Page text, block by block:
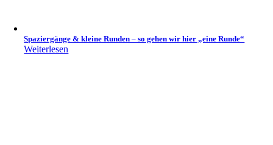
Spaziergänge & kleine Runden – so gehen wir hier „eine Runde“
Weiterlesen